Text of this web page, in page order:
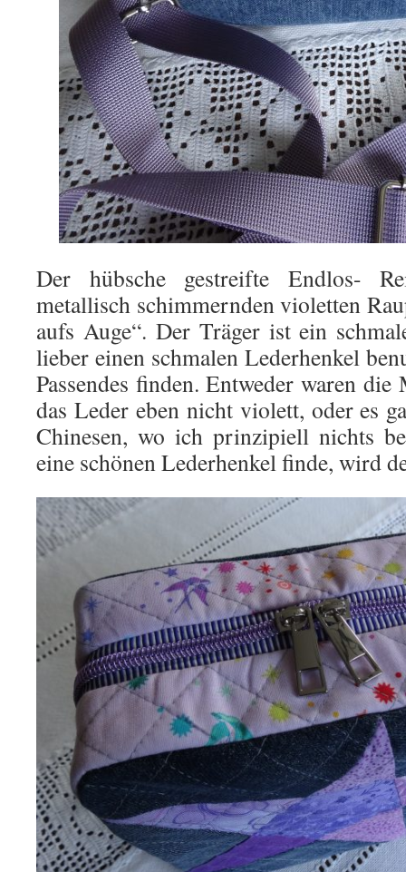
Der hübsche gestreifte Endlos-
metallisch schimmernden violetten
aufs Auge“. Der Träger ist ein
lieber einen schmalen Lederhenkel
Passendes finden. Entweder waren
das Leder eben nicht violett, oder es
Chinesen, wo ich prinzipiell nichts
eine schönen Lederhenkel finde, wird